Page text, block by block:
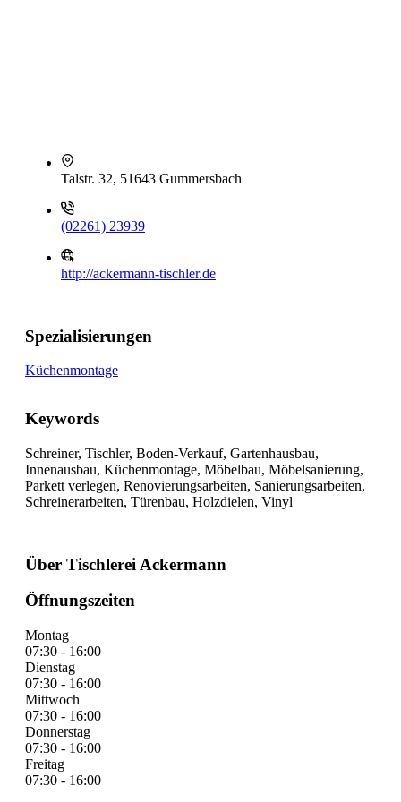
Talstr. 32, 51643 Gummersbach
(02261) 23939
http://ackermann-tischler.de
Spezialisierungen
Küchenmontage
Keywords
Schreiner, Tischler, Boden-Verkauf, Gartenhausbau,
Innenausbau, Küchenmontage, Möbelbau, Möbelsanierung,
Parkett verlegen, Renovierungsarbeiten, Sanierungsarbeiten,
Schreinerarbeiten, Türenbau, Holzdielen, Vinyl
Über Tischlerei Ackermann
Öffnungszeiten
Montag
07:30 - 16:00
Dienstag
07:30 - 16:00
Mittwoch
07:30 - 16:00
Donnerstag
07:30 - 16:00
Freitag
07:30 - 16:00